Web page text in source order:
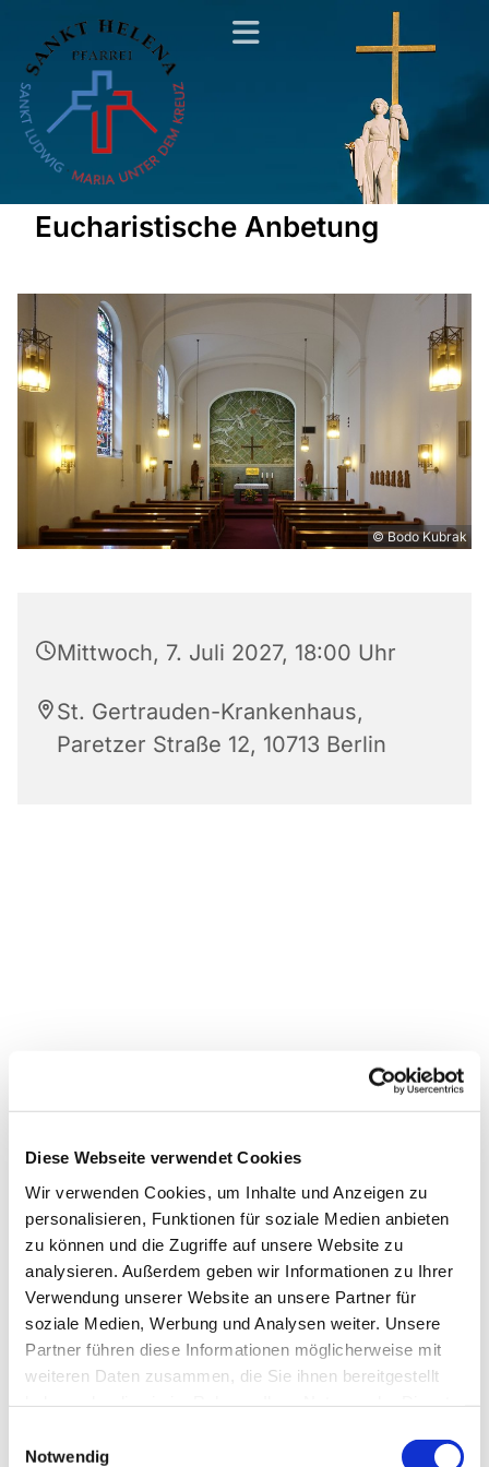
Diese Webseite verwendet Cookies
Wir verwenden Cookies, um Inhalte und Anzeigen zu
personalisieren, Funktionen für soziale Medien anbieten
zu können und die Zugriffe auf unsere Website zu
analysieren. Außerdem geben wir Informationen zu Ihrer
Verwendung unserer Website an unsere Partner für
soziale Medien, Werbung und Analysen weiter. Unsere
Partner führen diese Informationen möglicherweise mit
weiteren Daten zusammen, die Sie ihnen bereitgestellt
Notwendig
Eucharistische Anbetung
© Bodo Kubrak
Mittwoch, 7. Juli 2027, 18:00 Uhr
St. Gertrauden-Krankenhaus,
Paretzer Straße 12, 10713 Berlin
Dies könnte Sie auch
interessieren